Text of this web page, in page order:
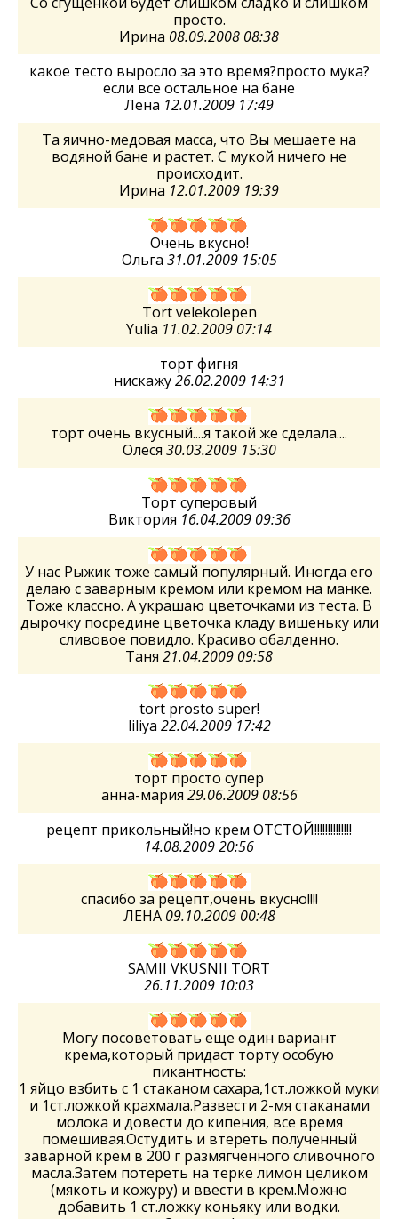
просто.
Ирина 08.09.2008 08:38
какое тесто выросло за это время?просто мука?
если все остальное на бане
Лена 12.01.2009 17:49
Та яично-медовая масса, что Вы мешаете на
водяной бане и растет. С мукой ничего не
происходит.
Ирина 12.01.2009 19:39
Очень вкусно!
Ольга 31.01.2009 15:05
Tort velekolepen
Yulia 11.02.2009 07:14
торт фигня
нискажу26.02.2009 14:31
торт очень вкусный....я такой же сделала....
Олеся 30.03.2009 15:30
Торт суперовый
Виктория 16.04.2009 09:36
У нас Рыжик тоже самый популярный. Иногда его
делаю с заварным кремом или кремом на манке.
Тоже классно. А украшаю цветочками из теста. В
дырочку посредине цветочка кладу вишеньку или
сливовое повидло. Красиво обалденно.
Таня 21.04.2009 09:58
tort prosto super!
liliya 22.04.2009 17:42
торт просто супер
анна-мария 29.06.2009 08:56
рецепт прикольный!но крем ОТСТОЙ!!!!!!!!!!!!!!
14.08.2009 20:56
спасибо за рецепт,очень вкусно!!!!
ЛЕНА 09.10.2009 00:48
SAMII VKUSNII TORT
26.11.2009 10:03
Могу посоветовать еще один вариант
крема,который придаст торту особую
пикантность:
1 яйцо взбить с 1 стаканом сахара,1ст.ложкой муки
и 1ст.ложкой крахмала.Развести 2-мя стаканами
молока и довести до кипения, все время
помешивая.Остудить и втереть полученный
заварной крем в 200 г размягченного сливочного
масла.Затем потереть на терке лимон целиком
(мякоть и кожуру) и ввести в крем.Можно
добавить 1 ст.ложку коньяку или водки.